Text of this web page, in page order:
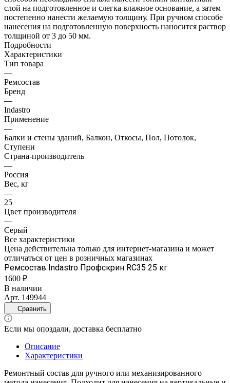
слой на подготовленное и слегка влажное основание, а затем
постепенно нанести желаемую толщину. При ручном способе
нанесения на подготовленную поверхность наносится раствор
толщиной от 3 до 50 мм.
Подробности
Характеристики
Тип товара
—
Ремсостав
Бренд
—
Indastro
Применение
—
Балки и стены зданий, Балкон, Откосы, Пол, Потолок,
Ступени
Страна-производитель
—
Россия
Вес, кг
—
25
Цвет производителя
—
Серый
Все характеристики
Цена действительна только для интернет-магазина и может
отличаться от цен в розничных магазинах
Ремсостав Indastro Профскрин RC35 25 кг
1600 ₽
В наличии
Арт. 149944
Сравнить
Если мы опоздали, доставка бесплатно
Описание
Характеристики
Ремонтный состав для ручного или механизированного